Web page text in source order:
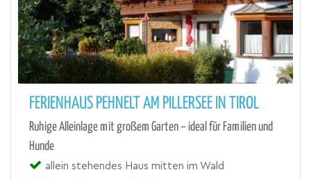
FERIENHAUS PEHNELT AM PILLERSEE IN TIROL
Ruhige Alleinlage mit großem Garten – ideal für Familien und
Hunde
allein stehendes Haus mitten im Wald